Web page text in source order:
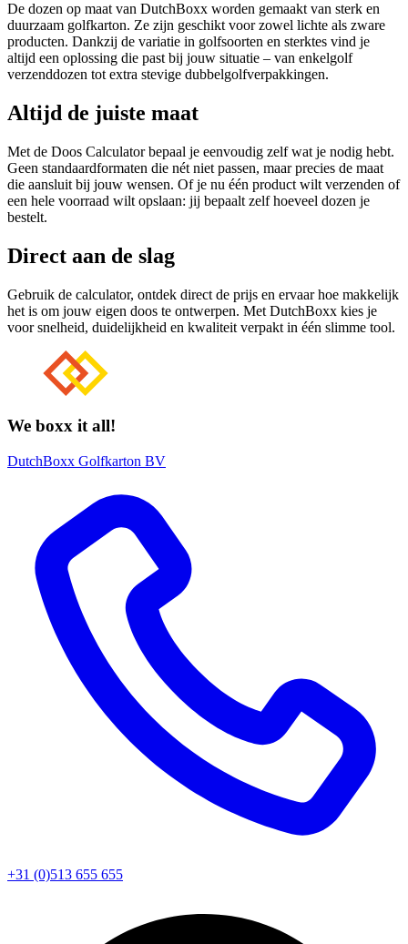
De dozen op maat van DutchBoxx worden gemaakt van sterk en
duurzaam golfkarton. Ze zijn geschikt voor zowel lichte als zware
producten. Dankzij de variatie in golfsoorten en sterktes vind je
altijd een oplossing die past bij jouw situatie – van enkelgolf
verzenddozen tot extra stevige dubbelgolfverpakkingen.
Altijd de juiste maat
Met de Doos Calculator bepaal je eenvoudig zelf wat je nodig hebt.
Geen standaardformaten die nét niet passen, maar precies de maat
die aansluit bij jouw wensen. Of je nu één product wilt verzenden of
een hele voorraad wilt opslaan: jij bepaalt zelf hoeveel dozen je
bestelt.
Direct aan de slag
Gebruik de calculator, ontdek direct de prijs en ervaar hoe makkelijk
het is om jouw eigen doos te ontwerpen. Met DutchBoxx kies je
voor snelheid, duidelijkheid en kwaliteit verpakt in één slimme tool.
We boxx it all!
DutchBoxx Golfkarton BV
+31 (0)513 655 655